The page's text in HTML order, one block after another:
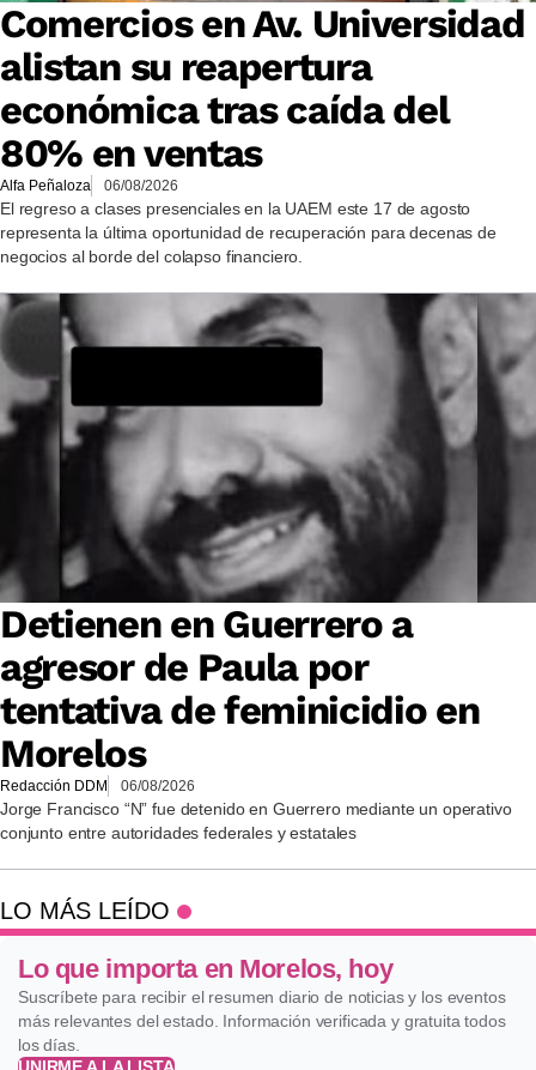
Comercios en Av. Universidad
alistan su reapertura
económica tras caída del
80% en ventas
Alfa Peñaloza 06/08/2026
El regreso a clases presenciales en la UAEM este 17 de agosto
representa la última oportunidad de recuperación para decenas de
negocios al borde del colapso financiero.
Detienen en Guerrero a
agresor de Paula por
tentativa de feminicidio en
Morelos
Redacción DDM 06/08/2026
Jorge Francisco “N” fue detenido en Guerrero mediante un operativo
conjunto entre autoridades federales y estatales
LO MÁS LEÍDO
Lo que importa en Morelos, hoy
Suscríbete para recibir el resumen diario de noticias y los eventos
más relevantes del estado. Información verificada y gratuita todos
los días.